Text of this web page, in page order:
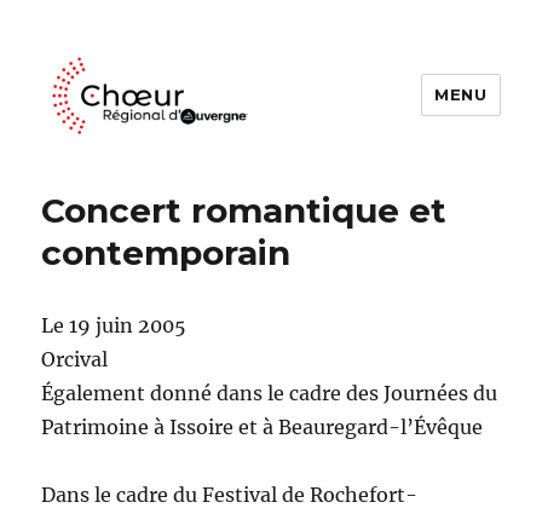
MENU
Concert romantique et
contemporain
Le 19 juin 2005
Orcival
Également donné dans le cadre des Journées du
Patrimoine à Issoire et à Beauregard-l’Évêque
Dans le cadre du Festival de Rochefort-